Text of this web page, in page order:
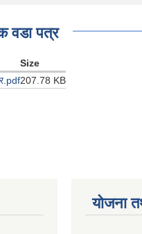
वडा पत्र
Size
207.78 KB
योजना